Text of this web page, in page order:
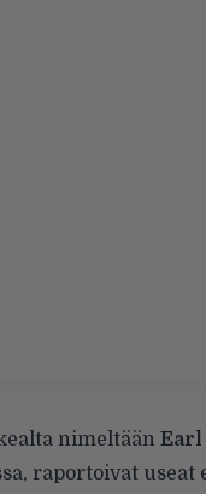
nimeltään Earl
raportoivat useat